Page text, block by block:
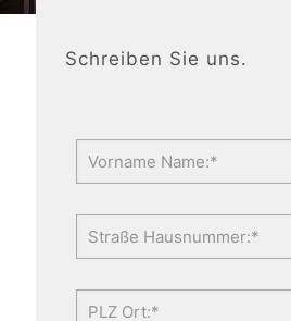
Schreiben Sie uns.